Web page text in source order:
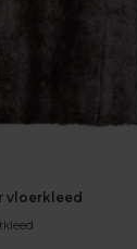
vloerkleed